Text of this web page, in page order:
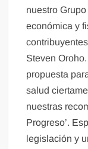
nuestro
económica y
Steven
propuesta
salud
nuestras
Progreso’.
legislación y